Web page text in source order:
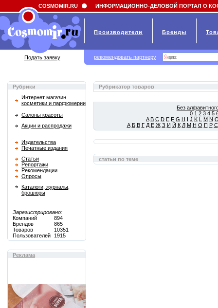
Field 'news_title' doesn't have a default value
Рубрики
Интернет магазин
косметики и парфюмерии
Салоны красоты
Акции и распродажи
Издательства
Печатные издания
Статьи
Репортажи
Рекомендации
Опросы
Каталоги, журналы,
брошюры
Зарегистрировано:
Компаний
894
Брендов
865
Товаров
10351
Пользователей
1915
Реклама
Рубрикатор товаров
Без
0 1 2 3 4 5
A B C D E F G H I J K L M N
А Б В Г Д Е Ж З И Й К Л М Н О П Р С
статьи по теме
COSMOMIR.RU ИНФОРМАЦИОННО-ДЕЛОВОЙ ПОРТАЛ О
Производители Бренды
Подать заявку рекомендовать партнеру